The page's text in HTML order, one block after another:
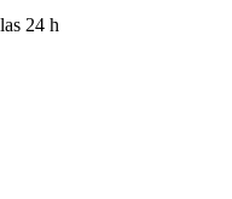
24 h